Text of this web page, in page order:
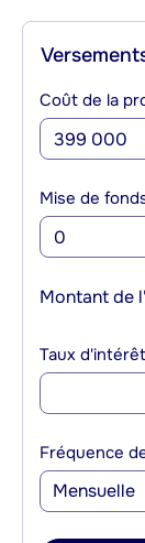
Coût de la
Mise de
Montant de
Taux d'intérêt
Fréquence
Mensuelle